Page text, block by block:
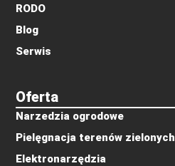
Oferta
Narzedzia ogrodowe
Pielęgnacja terenów zielonych
Elektronarzędzia
RODO
Blog
Serwis